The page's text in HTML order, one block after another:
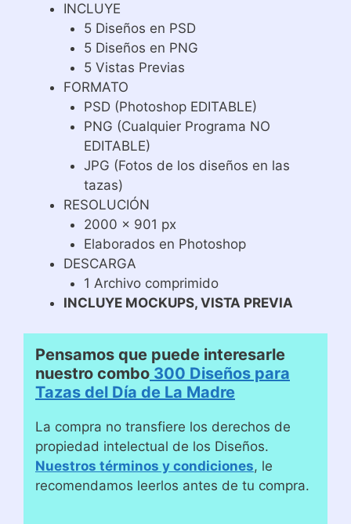
INCLUYE
5 Diseños en PSD
5 Diseños en PNG
5 Vistas Previas
FORMATO
PSD (Photoshop EDITABLE)
PNG (Cualquier Programa NO
EDITABLE)
JPG (Fotos de los diseños en las
tazas)
RESOLUCIÓN
2000 x 901 px
Elaborados en Photoshop
DESCARGA
1 Archivo comprimido
INCLUYE MOCKUPS, VISTA PREVIA
Pensamos que puede interesarle
nuestro combo 300 Diseños para
Tazas del Día de La Madre
La compra no transfiere los derechos de
propiedad intelectual de los Diseños.
Nuestros términos y condiciones, le
recomendamos leerlos antes de tu compra.